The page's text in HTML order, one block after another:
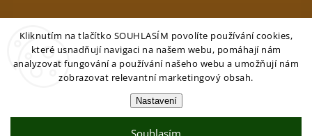
Kliknutím na tlačítko SOUHLASÍM povolíte používání cookies,
které usnadňují navigaci na našem webu, pomáhají nám
analyzovat fungování a používání našeho webu a umožňují nám
zobrazovat relevantní marketingový obsah.
Nastavení
Souhlasím
Vytvořil Shoptet
Petgo.cz. Všechna práva vyhrazena.